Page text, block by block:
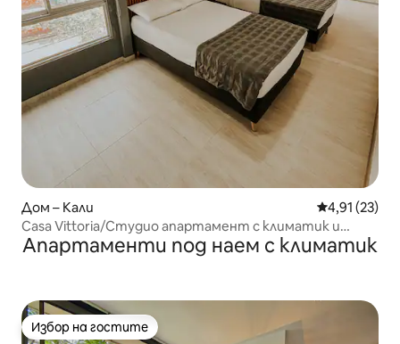
Дом – Кали Средна
4,91 (23)
Casa Vittoria/Студио апартамент с климатик и
тераса
Апартаменти под наем с климатик
Избор на гостите
Избор на гостите